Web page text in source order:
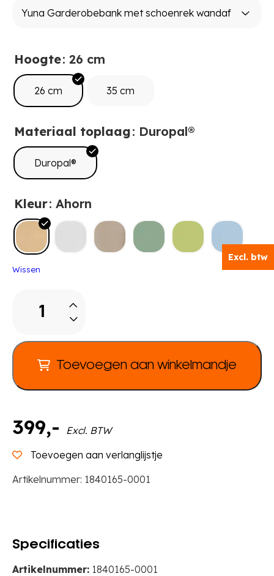
Excl. btw
Hoogte: 26 cm
26 cm 35 cm
Materiaal toplaag: Duropal®
Duropal®
Kleur: Ahorn
Wissen
399,- Excl. BTW
Garderobebank
schoenrek
wandafstand
Buitenhoek,
B
x
D
33
aantal
Toevoegen aan winkelmandje
Toevoegen aan verlanglijstje
Artikelnummer: 1840165-0001
Specificaties
Artikelnummer: 1840165-0001